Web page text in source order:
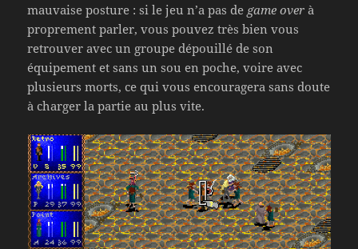
mauvaise posture : si le jeu n’a pas de game over à
proprement parler, vous pouvez très bien vous
retrouver avec un groupe dépouillé de son
équipement et sans un sou en poche, voire avec
plusieurs morts, ce qui vous encouragera sans doute
à charger la partie au plus vite.